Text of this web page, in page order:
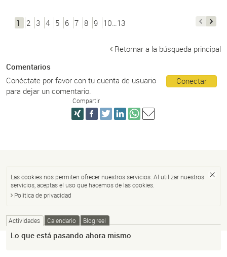
1 2 3 4 5 6 7 8 9 10…13
Retornar a la búsqueda principal
Comentarios
Conectar
Conéctate por favor con tu cuenta de usuario
para dejar un comentario.
Compartir
Las cookies nos permiten ofrecer nuestros servicios. Al utilizar nuestros
servicios, aceptas el uso que hacemos de las cookies.
Política de privacidad
Actividades Calendario Blog reel
Lo que está pasando ahora mismo